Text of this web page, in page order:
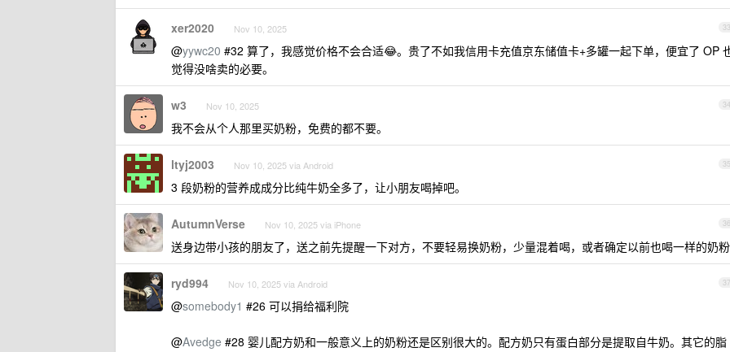
33
xer2020 Nov 10, 2025
@yywc20 #32 算了，我感觉价格不会合适😂。贵了不如我信用卡充值京东储值卡+多罐一起下单，便宜了 OP
觉得没啥卖的必要。
34
w3 Nov 10, 2025
我不会从个人那里买奶粉，免费的都不要。
35
ltyj2003 Nov 10, 2025 via Android
3 段奶粉的营养成成分比纯牛奶全多了，让小朋友喝掉吧。
36
AutumnVerse Nov 10, 2025 via iPhone
送身边带小孩的朋友了，送之前先提醒一下对方，不要轻易换奶粉，少量混着喝，或者确定以前也喝一样的奶粉
37
ryd994 Nov 10, 2025 via Android
@somebody1 #26 可以捐给福利院
@Avedge #28 婴儿配方奶和一般意义上的奶粉还是区别很大的。配方奶只有蛋白部分是提取自牛奶。其它的脂